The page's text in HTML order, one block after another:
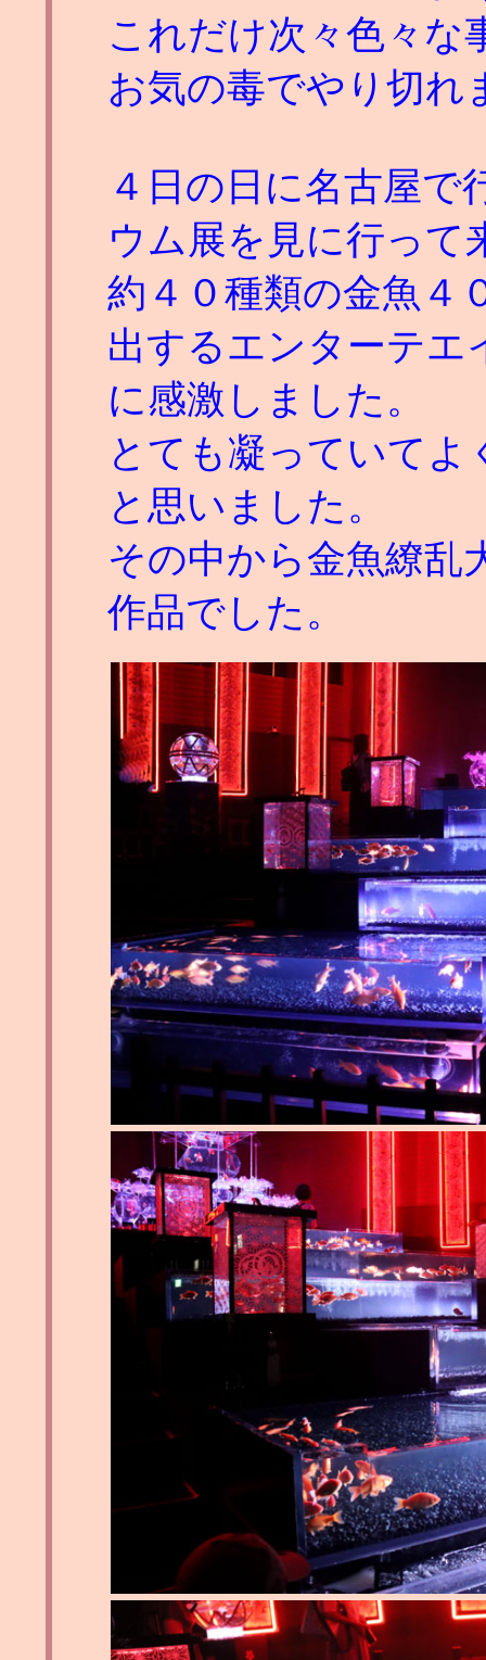
これだけ次々色々な
お気の毒でやり切れ
４日の日に名古屋
ウム展を見に行って
約４０種類の金魚４
出するエンターテエ
に感激しました。
とても凝っていて
と思いました。
その中から金魚繚乱
作品でした。